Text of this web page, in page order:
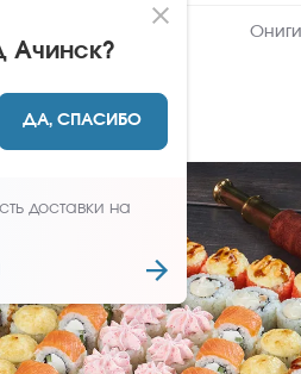
Ачинск?
ДА, СПАСИБО
доставки на